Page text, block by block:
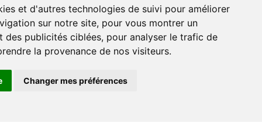
sur notre site, pour vous montrer un
des publicités ciblées, pour analyser le trafic de
la provenance de nos visiteurs.
Changer mes préférences